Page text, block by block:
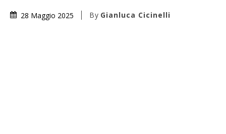
28 Maggio 2025 By Gianluca Cicinelli